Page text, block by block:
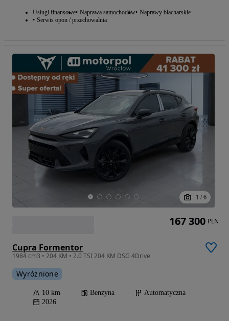
Usługi finansowe Naprawa samochodów Naprawy blacharskie
Serwis opon / przechowalnia
1 / 6
Cupra Formentor
1984 cm3 • 204 KM • 2.0 TSI 204 KM DSG 4Drive
Wyróżnione
10 km Benzyna
Automatyczna
2026
167 300 PLN